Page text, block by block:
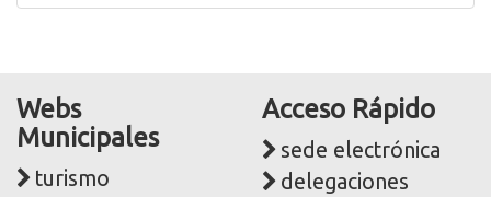
Webs
Municipales
turismo
Acceso Rápido
sede electrónica
delegaciones